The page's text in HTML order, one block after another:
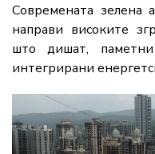
Современата зелена
направи високите
што дишат,
интегрирани